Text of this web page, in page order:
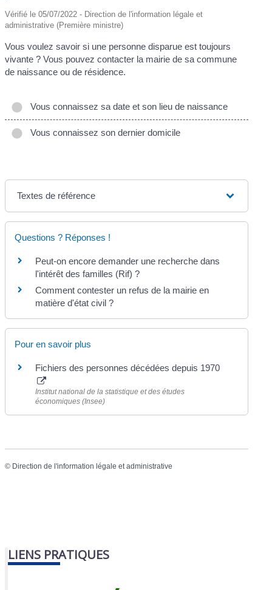
Vérifié le 05/07/2022 - Direction de l'information légale et
administrative (Première ministre)
Vous voulez savoir si une personne disparue est toujours
vivante ? Vous pouvez contacter la mairie de sa commune
de naissance ou de résidence.
Vous connaissez sa date et son lieu de naissance
Vous connaissez son dernier domicile
Textes de référence
Questions ? Réponses !
Peut-on encore demander une recherche dans
l'intérêt des familles (Rif) ?
Comment contester un refus de la mairie en
matière d'état civil ?
Pour en savoir plus
Fichiers des personnes décédées depuis 1970
Institut national de la statistique et des études
économiques (Insee)
© Direction de l'information légale et administrative
LIENS PRATIQUES